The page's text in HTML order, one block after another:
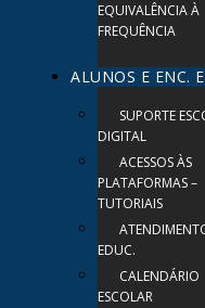
EQUIVALÊNCIA À
FREQUÊNCIA
ALUNOS E ENC.
SUPORTE
DIGITAL
ACESSOS ÀS
PLATAFORMAS –
TUTORIAIS
EDUC.
CALENDÁRIO
ESCOLAR